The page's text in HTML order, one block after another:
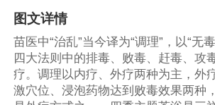
图文详情
苗医中“治乱”当今译为“调理”，以“无
四大法则中的排毒、败毒、赶毒、攻
疗。调理以内疗、外疗两种为主，外
激穴位、浸泡药物达到败毒效果两种